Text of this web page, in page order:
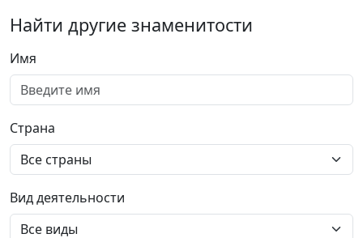
Найти другие знаменитости
Имя
Страна
Вид деятельности